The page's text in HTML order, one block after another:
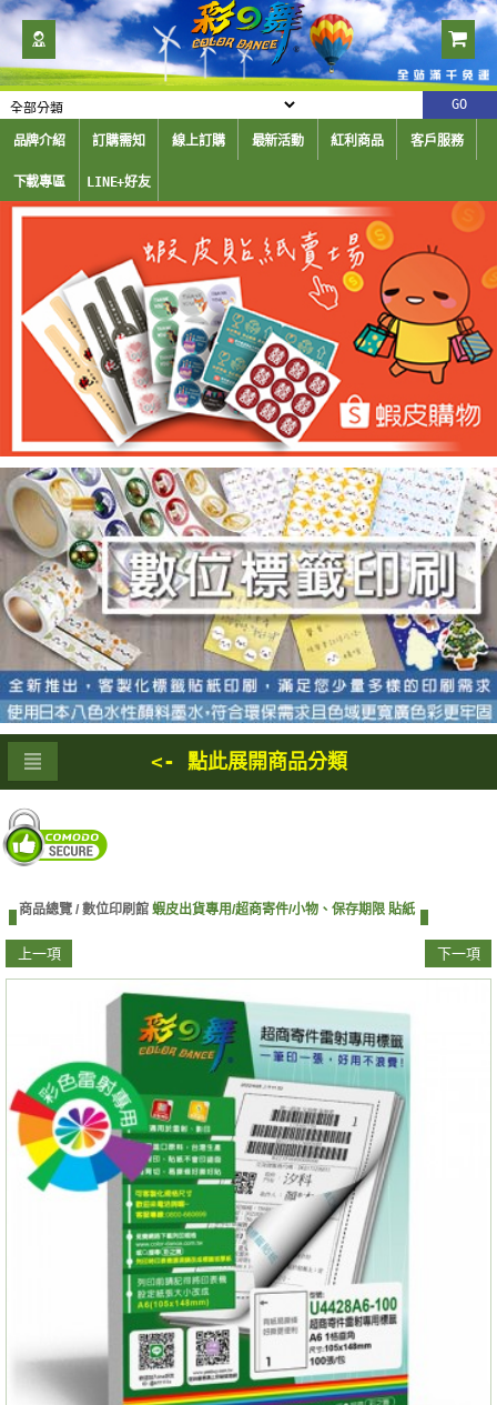
品牌介紹 訂購需知 線上訂購 最新活動 紅利商品 客戶服務
下載專區 LINE+好友
<- 點此展開商品分類
商品總覽 / 數位印刷館 蝦皮出貨專用/超商寄件/小物、保存期限 貼紙
上一項 下一項